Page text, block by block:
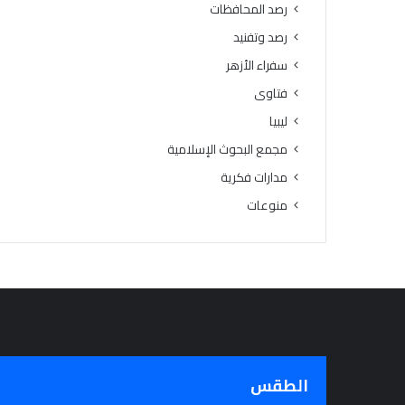
رصد المحافظات
رصد وتفنيد
سفراء الأزهر
فتاوى
ليبيا
مجمع البحوث الإسلامية
مدارات فكرية
منوعات
الطقس